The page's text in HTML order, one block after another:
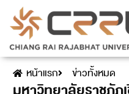
หน้าแรก ข่าวทั้งหมด